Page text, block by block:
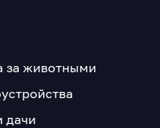
за животными
дачи